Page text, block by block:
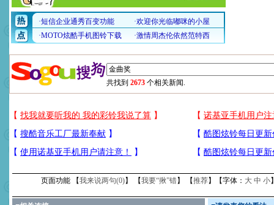
共找到 2673 个相关新闻.
页面功能 【我来说两句(0)】 【我要“揪”错】 【推荐】【字体： 大 中 小